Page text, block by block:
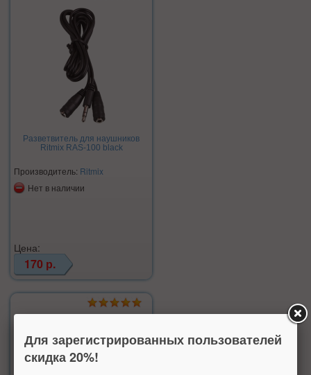
Разветвитель для наушников
Ritmix RAS-100 black
Производитель: Ritmix
Нет в наличии
Цена:
170 р.
Для зарегистрированных пользователей
скидка 20%!